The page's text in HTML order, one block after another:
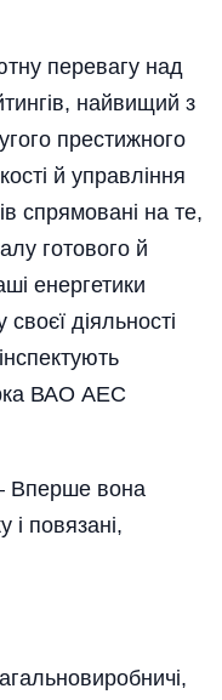
перевагу над
найвищий з
престижного
й управління
спрямовані на те,
готового й
енергетики
діяльності
ВАО АЕС
Вперше вона
і повязані,